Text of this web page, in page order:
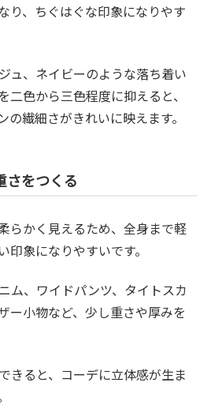
り、ちぐはぐな印象になりやす
ュ、ネイビーのような落ち着い
二色から三色程度に抑えると、
の繊細さがきれいに映えます。
さをつくる
らかく見えるため、全身まで軽
印象になりやすいです。
ム、ワイドパンツ、タイトスカ
ー小物など、少し重さや厚みを
きると、コーデに立体感が生ま